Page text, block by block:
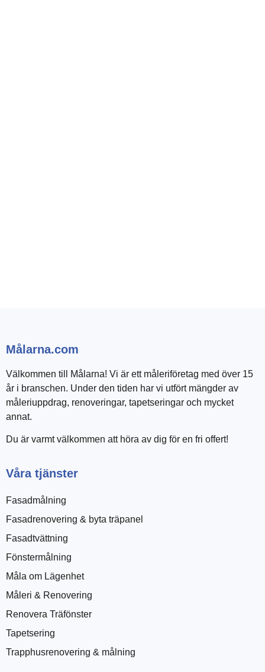
Målarna.com
Välkommen till Målarna! Vi är ett måleriföretag med över 15
år i branschen. Under den tiden har vi utfört mängder av
måleriuppdrag, renoveringar, tapetseringar och mycket
annat.
Du är varmt välkommen att höra av dig för en fri offert!
Våra tjänster
Fasadmålning
Fasadrenovering & byta träpanel
Fasadtvättning
Fönstermålning
Måla om Lägenhet
Måleri & Renovering
Renovera Träfönster
Tapetsering
Trapphusrenovering & målning